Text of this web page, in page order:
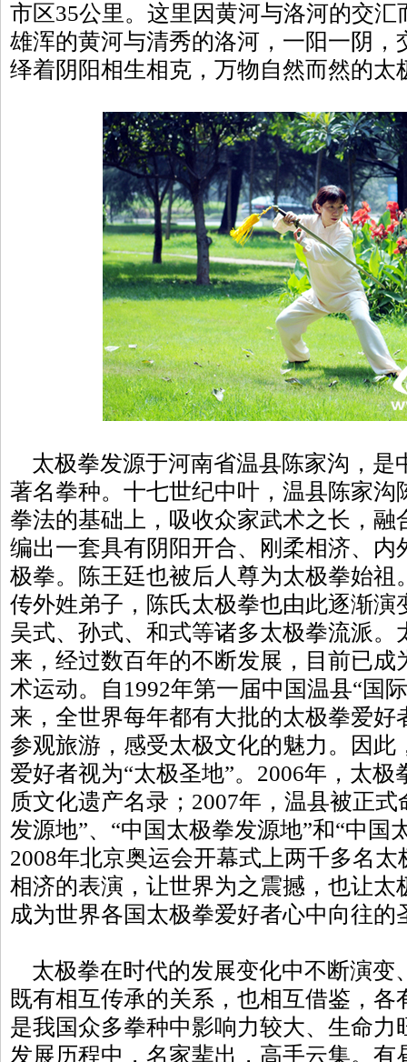
市区35公里。这里因黄河与洛河的交
雄浑的黄河与清秀的洛河，一阳一阴，
绎着阴阳相生相克，万物自然而然的太
太极拳发源于河南省温县陈家沟，是
著名拳种。十七世纪中叶，温县陈家沟
拳法的基础上，吸收众家武术之长，融
编出一套具有阴阳开合、刚柔相济、内
极拳。陈王廷也被后人尊为太极拳始祖
传外姓弟子，陈氏太极拳也由此逐渐演
吴式、孙式、和式等诸多太极拳流派。
来，经过数百年的不断发展，目前已成
术运动。自1992年第一届中国温县“国
来，全世界每年都有大批的太极拳爱好
参观旅游，感受太极文化的魅力。因此
爱好者视为“太极圣地”。2006年，太
质文化遗产名录；2007年，温县被正
发源地”、“中国太极拳发源地”和“中国
2008年北京奥运会开幕式上两千多名
相济的表演，让世界为之震撼，也让
成为世界各国太极拳爱好者心中向往的
太极拳在时代的发展变化中不断演变
既有相互传承的关系，也相互借鉴，
是我国众多拳种中影响力较大、生命力
发展历程中，名家辈出，高手云集。有